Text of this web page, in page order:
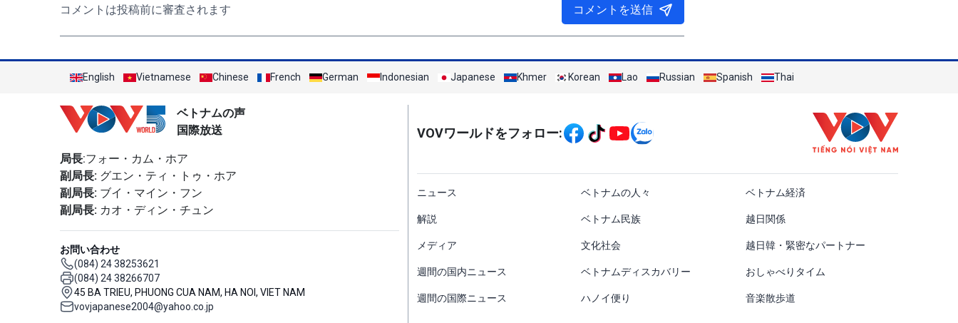
コメントは投稿前に審査されます コメントを送信
English Vietnamese Chinese French German Indonesian Japanese Khmer Korean Lao Russian Spanish Thai
ベトナムの声
国際放送
局長:フォー・カム・ホア
副局長: グエン・ティ・トゥ・ホア
副局長: ブイ・マイン・フン
副局長: カオ・ディン・チュン
お問い合わせ
(084) 24 38253621
(084) 24 38266707
45 BA TRIEU, PHUONG CUA NAM, HA NOI, VIET NAM
vovjapanese2004@yahoo.co.jp
VOVワールドをフォロー:
menu footer tiếng Nhật
ニュース ベトナムの人々 ベトナム経済
解説 ベトナム民族 越日関係
メディア 文化社会 越日韓・緊密なパートナー
週間の国内ニュース ベトナムディスカバリー おしゃべりタイム
週間の国際ニュース ハノイ便り 音楽散歩道